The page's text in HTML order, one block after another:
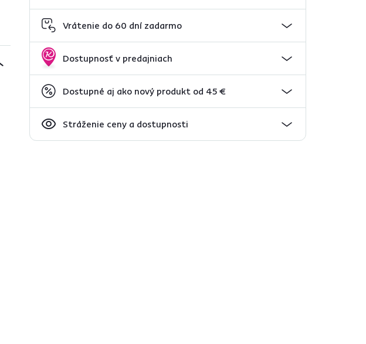
Vrátenie do 60 dní zadarmo
Dostupnosť v predajniach
Dostupné aj ako nový produkt od 45 €
Stráženie ceny a dostupnosti